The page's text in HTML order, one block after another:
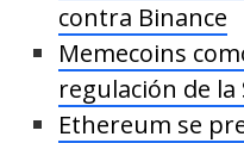
contra Binance
Memecoins
regulación de la
Ethereum se